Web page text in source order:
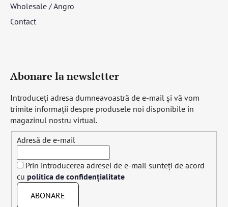
Wholesale / Angro
Contact
Abonare la newsletter
Introduceţi adresa dumneavoastră de e-mail şi vă vom
trimite informaţii despre produsele noi disponibile în
magazinul nostru virtual.
Adresă de e-mail
Prin introducerea adresei de e-mail sunteți de acord
cu politica de confidențialitate
ABONARE